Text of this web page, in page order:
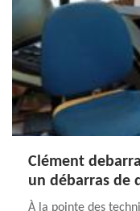
Clément
un débarras de
À la pointe des